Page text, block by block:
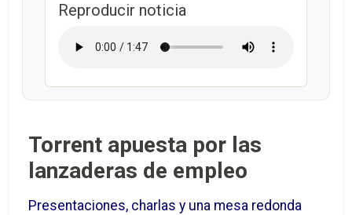
Reproducir noticia
Torrent apuesta por las
lanzaderas de empleo
Presentaciones, charlas y una mesa redonda